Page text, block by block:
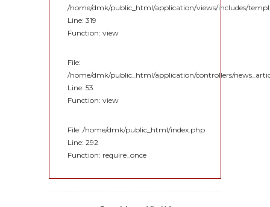
/home/dmk/public_html/application/views/includes/
Line: 319
Function: view
File:
/home/dmk/public_html/application/controllers/
Line: 53
Function: view
File: /home/dmk/public_html/index.php
Line: 292
Function: require_once